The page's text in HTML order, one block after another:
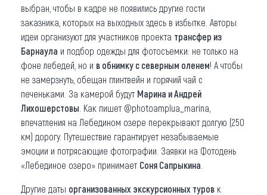
выбран, чтобы в кадре не появились другие гости
заказника, которых на выходных здесь в избытке. Авторы
идеи организуют для участников проекта трансфер из
Барнаула и подбор одежды для фотосъемки: не только на
фоне лебедей, но и в обнимку с северным оленем! А чтобы
не замерзнуть, обещан глинтвейн и горячий чай с
печеньками. За камерой будут Марина и Андрей
Лихошерстовы . Как пишет @photoamplua_marina,
впечатления на Лебедином озере перекрывают долгую (250
км) дорогу. Путешествие гарантирует незабываемые
эмоции и потрясающие фотографии. Заявки на Фотодень
«Лебединое озеро» принимает Соня Сапрыкина
Другие даты организованных экскурсионных туров к